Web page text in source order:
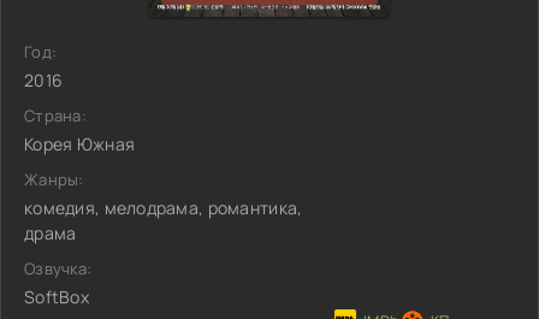
Год:
2016
Страна:
Корея Южная
Жанры:
комедия, мелодрама, романтика,
драма
Озвучка:
SoftBox